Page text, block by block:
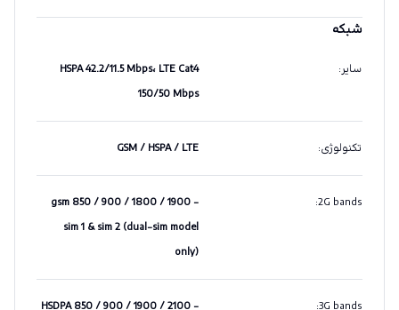
شبکه
سایر:
HSPA 42.2/11.5 Mbps، LTE Cat4
150/50 Mbps
تکنولوژی:
GSM / HSPA / LTE
2G bands
:
gsm 850 / 900 / 1800 / 1900 -
sim 1 & sim 2 (dual-sim model
only)
3G bands
:
HSDPA 850 / 900 / 1900 / 2100 -